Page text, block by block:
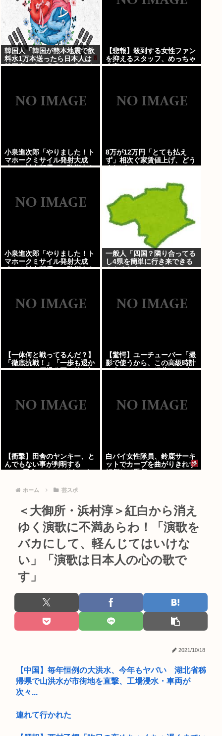
韓国人「韓国が熊本地震で飲
料水1万本送ったら日本人は
韓国産の水は〇〇だと言いま
【悲報】殺到する女性ファン
を抑えるスタッフ、めっちゃ
大変そうwww
小泉進次郎「やりました！ト
マホークミサイル発射大成
功！！対中朝露への防衛力を
8万が12万円「とても払え
ず」相次ぐ家賃値上げ、どう
小泉進次郎「やりました！ト
マホークミサイル発射大成
功！！対中朝露への防衛力を
一般人「四国？隣り合ってる
し4県を簡単に行き来できる
んやろなあ」←これwww
【一体何と戦ってるんだ？】
「徹底抗戦！」「一歩も退か
ないぞ！」原爆公園の前の極
【驚愕】ユーチューバー「撮
影で使うから、この高級時計
も車もぜ～んぶ経費でタダ！
【衝撃】田舎のヤンキー、と
んでもない事が判明する
の？もしかして…
白バイ女性隊員、鈴鹿サーキ
ットでカーブを曲がりきれず
ホーム 芸スポ
＜大御所・浜村淳＞紅白から消え
ゆく演歌に不満あらわ！「演歌を
バカにして、軽んじてはいけな
い」「演歌は日本人の心の歌で
す」
2021/10/18
【中国】毎年恒例の大洪水、今年もヤバい 湖北省秭
帰県で山洪水が市街地を直撃、工場浸水・車両が
次々...
連れて行かれた